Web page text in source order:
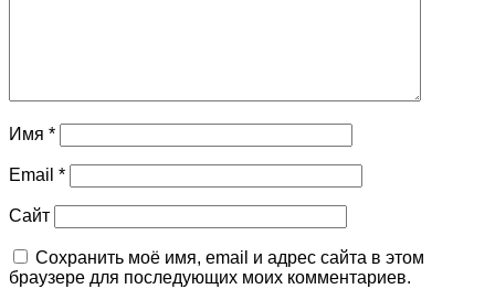
Имя *
Email *
Сайт
Сохранить моё имя, email и адрес сайта в этом
браузере для последующих моих комментариев.